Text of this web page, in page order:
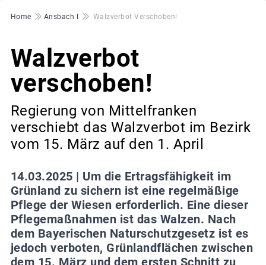
Pfadnavigation
Home Ansbach I Walzverbot Verschoben!
Walzverbot
verschoben!
Regierung von Mittelfranken
verschiebt das Walzverbot im Bezirk
vom 15. März auf den 1. April
14.03.2025 | Um die Ertragsfähigkeit im
Grünland zu sichern ist eine regelmäßige
Pflege der Wiesen erforderlich. Eine dieser
Pflegemaßnahmen ist das Walzen. Nach
dem Bayerischen Naturschutzgesetz ist es
jedoch verboten, Grünlandflächen zwischen
dem 15. März und dem ersten Schnitt zu